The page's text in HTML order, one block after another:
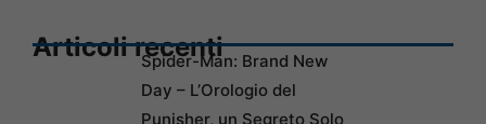
Articoli recentiSpider-Man: Brand New
Day – L’Orologio del
Punisher, un Segreto Solo